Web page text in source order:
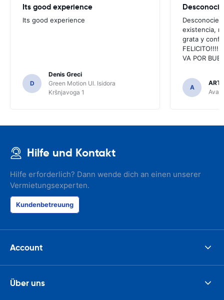
Its good experience
Its good experience
D
Denis Greci
Green Motion Ul. Isidora
Kršnjavoga 1
existencia,
grata y
FELICITO!!!!,
VA POR
A
Hilfe und Kontakt
Hilfe erforderlich? Dann wende dich an einen unserer
Vermietungsexperten.
Kundenbetreuung
Account
Über uns